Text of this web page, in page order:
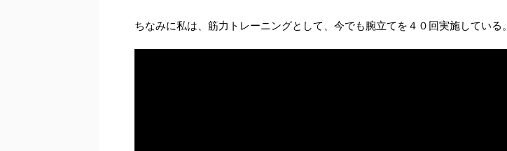
ちなみに私は、筋力トレーニングとして、今でも腕立てを４０回実施している。